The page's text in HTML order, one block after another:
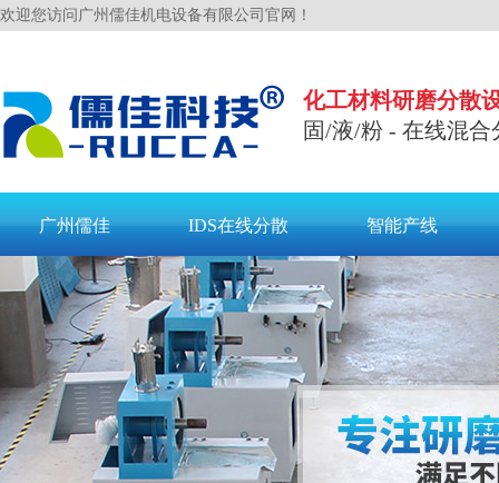
欢迎您访问广州儒佳机电设备有限公司官网！
化工材料研磨分
固/液/粉 - 在线混
广州儒佳 IDS在线分散 智能产线
联系儒佳